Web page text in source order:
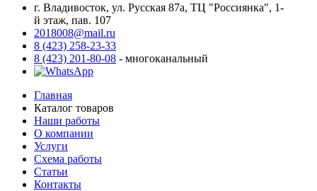
г. Владивосток, ул. Русская 87а, ТЦ "Россиянка", 1-
й этаж, пав. 107
2018008@mail.ru
8 (423) 258-23-33
8 (423) 201-80-08 - многоканальный
Главная
Каталог товаров
Наши работы
О компании
Услуги
Схема работы
Статьи
Контакты